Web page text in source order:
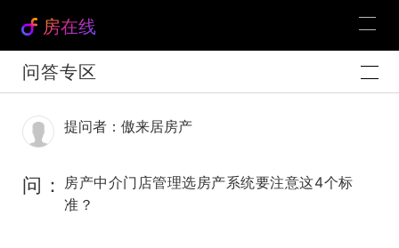
房在线
问答专区
提问者：傲来居房产
问：
房产中介门店管理选房产系统要注意这4个标
准？